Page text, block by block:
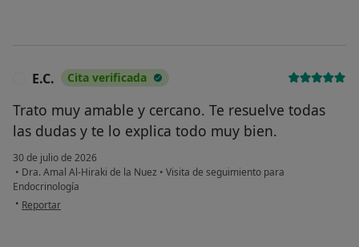
E.C. Cita verificada
Trato muy amable y cercano. Te resuelve todas
las dudas y te lo explica todo muy bien.
30 de julio de 2026
• Dra. Amal Al-Hiraki de la Nuez • Visita de seguimiento para
Endocrinología
• en opinión del usuario E.C.
Reportar